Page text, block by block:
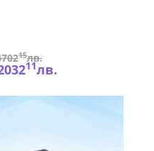
15лв.
11лв.
и лаптопи на Fly.bg